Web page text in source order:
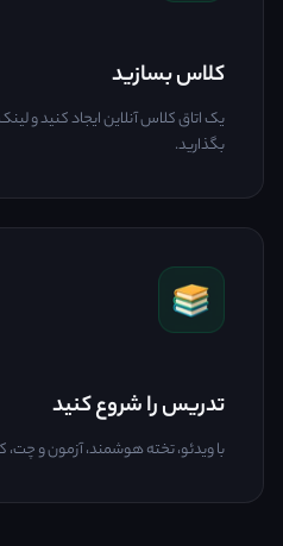
کلاس بسازید
یک اتاق کلاس آنلاین ایجاد کنید و
بگذارید.
تدریس را شروع کنید
با ویدئو، تخته هوشمند، آزمون و چت،